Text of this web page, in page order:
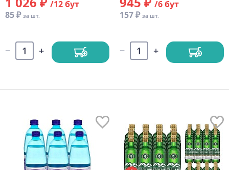
/12 бут
85 ₽ за шт.
/6 бут
157 ₽ за шт.